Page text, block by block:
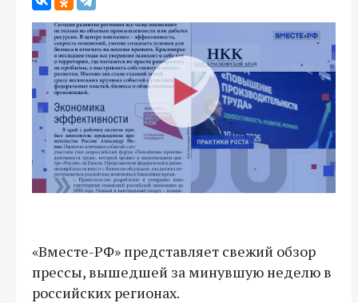
«Вместе-РФ» представляет свежий обзор
прессы, вышедшей за минувшую неделю в
российских регионах.